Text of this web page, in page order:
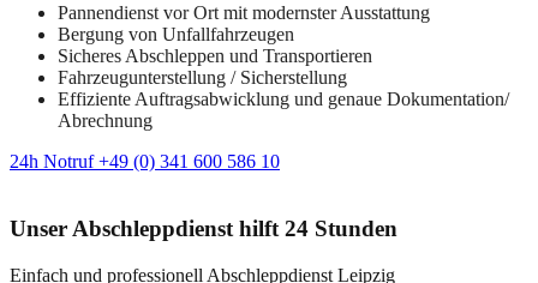
Pannendienst vor Ort mit modernster Ausstattung
Bergung von Unfallfahrzeugen
Sicheres Abschleppen und Transportieren
Fahrzeugunterstellung / Sicherstellung
Effiziente Auftragsabwicklung und genaue Dokumentation/
Abrechnung
24h Notruf +49 (0) 341 600 586 10
Unser Abschleppdienst hilft 24 Stunden
Einfach und professionell Abschleppdienst Leipzig